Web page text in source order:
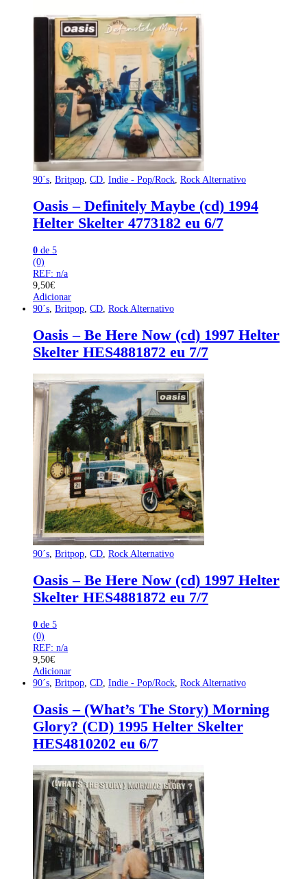
90´s, Britpop, CD, Indie - Pop/Rock, Rock Alternativo
Oasis – Definitely Maybe (cd) 1994
Helter Skelter 4773182 eu 6/7
0 de 5
(0)
REF: n/a
9,50€
Adicionar
90´s, Britpop, CD, Rock Alternativo
Oasis – Be Here Now (cd) 1997 Helter
Skelter HES4881872 eu 7/7
90´s Britpop CD Rock Alternativo
Oasis – Be Here Now (cd) 1997 Helter
Skelter HES4881872 eu 7/7
0 de 5
(0)
REF: n/a
9,50€
Adicionar
90´s Britpop CD Indie - Pop/Rock Rock Alternativo
Oasis – (What’s The Story) Morning
Glory? (CD) 1995 Helter Skelter
HES4810202 eu 6/7